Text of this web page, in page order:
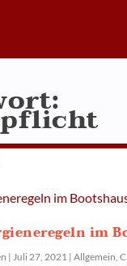
im
|Juli 27, 2021 |Allgemein,